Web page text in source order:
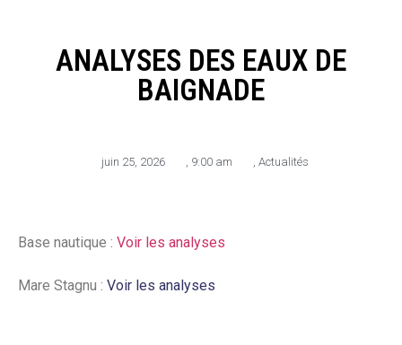
ANALYSES DES EAUX DE
BAIGNADE
juin 25, 2026 , 9:00 am , Actualités
Base nautique : Voir les analyses
Mare Stagnu : Voir les analyses